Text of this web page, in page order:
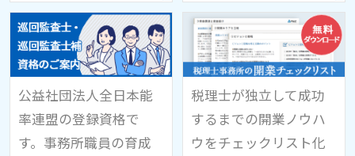
公益社団法人全日本能
率連盟の登録資格で
す。事務所職員の育成
税理士が独立して成功
するまでの開業ノウハ
ウをチェックリスト化